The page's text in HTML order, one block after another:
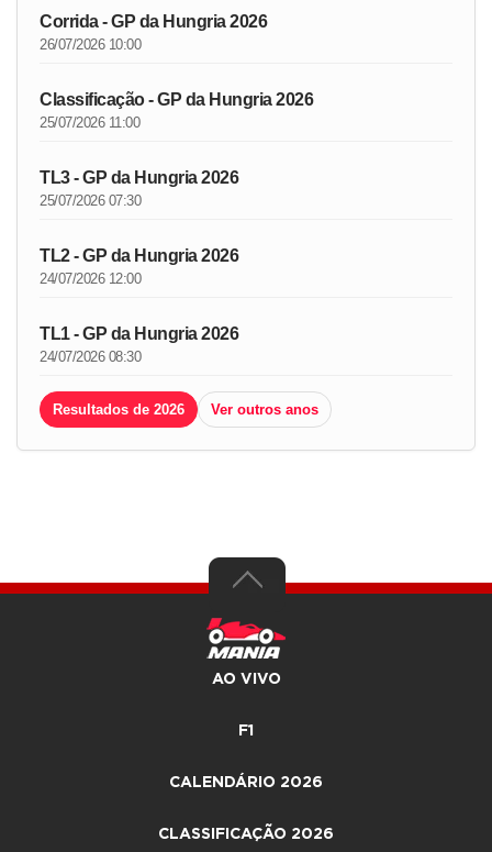
Corrida - GP da Hungria 2026
26/07/2026 10:00
Classificação - GP da Hungria 2026
25/07/2026 11:00
TL3 - GP da Hungria 2026
25/07/2026 07:30
TL2 - GP da Hungria 2026
24/07/2026 12:00
TL1 - GP da Hungria 2026
24/07/2026 08:30
Resultados de 2026 Ver outros anos
AO VIVO
F1
CALENDÁRIO 2026
CLASSIFICAÇÃO 2026